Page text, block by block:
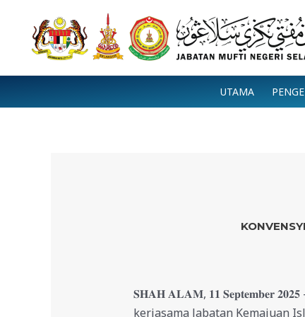
content
UTAMA
𝐒𝐇𝐀𝐇 𝐀𝐋𝐀𝐌, 𝟏𝟏 𝐒𝐞𝐩𝐭𝐞𝐦𝐛𝐞𝐫
kerjasama Jabatan Kemajuan